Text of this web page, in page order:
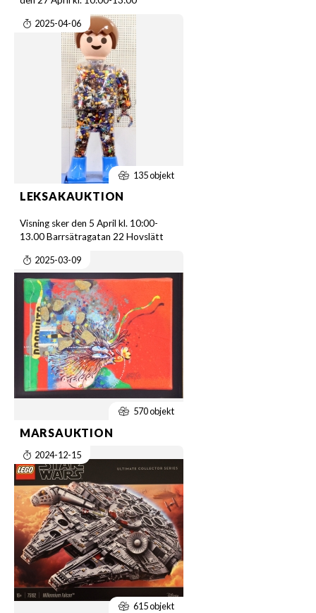
2025-04-06
135 objekt
LEKSAKAUKTION
Visning sker den 5 April kl. 10:00-
13.00 Barrsätragatan 22 Hovslätt
2025-03-09
570 objekt
MARSAUKTION
2024-12-15
615 objekt